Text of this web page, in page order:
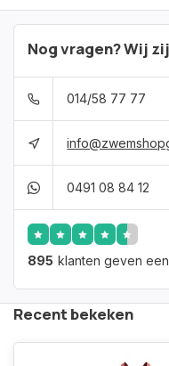
Nog vragen? Wij
014/58 77 77
0491 08 84 12
895 klanten geven
Recent bekeken